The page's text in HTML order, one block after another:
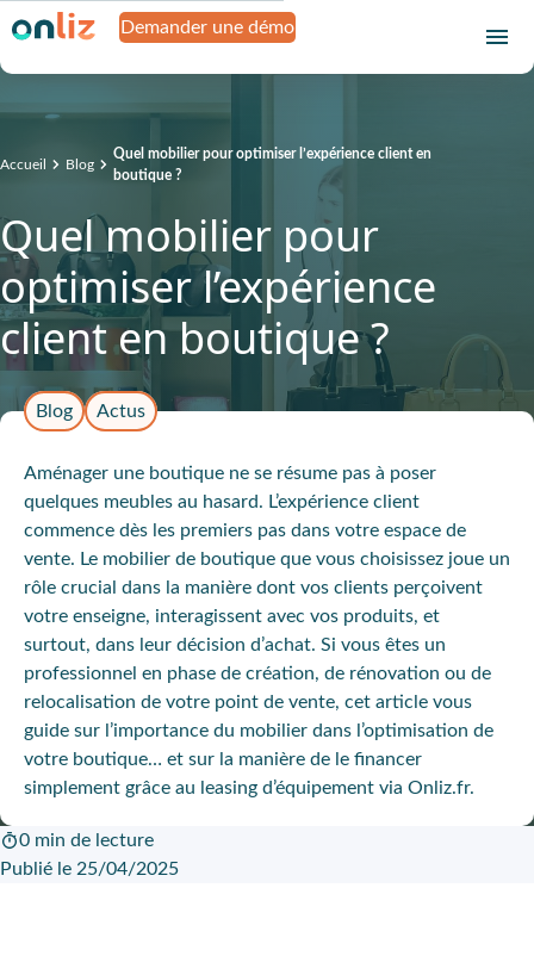
Demander une démo
Accueil Blog
Quel mobilier pour optimiser l’expérience client en
boutique ?
Quel mobilier pour
optimiser l’expérience
client en boutique ?
Blog Actus
Aménager une boutique ne se résume pas à poser
quelques meubles au hasard. L’expérience client
commence dès les premiers pas dans votre espace de
vente. Le mobilier de boutique que vous choisissez joue un
rôle crucial dans la manière dont vos clients perçoivent
votre enseigne, interagissent avec vos produits, et
surtout, dans leur décision d’achat. Si vous êtes un
professionnel en phase de création, de rénovation ou de
relocalisation de votre point de vente, cet article vous
guide sur l’importance du mobilier dans l’optimisation de
votre boutique… et sur la manière de le financer
simplement grâce au leasing d’équipement via Onliz.fr.
0 min de lecture
Publié le 25/04/2025